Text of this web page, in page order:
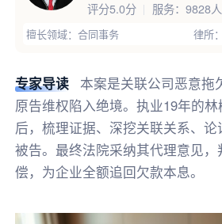
评分5.0分 服务： 9828人
擅长领域：合同事务
律所
专家导读
本案是关联公司恶意拖
原告维权陷入绝境。执业19年的
后，梳理证据、深挖关联关系、
被告。最终法院采纳其代理意见
偿，为企业全额追回欠款本息。